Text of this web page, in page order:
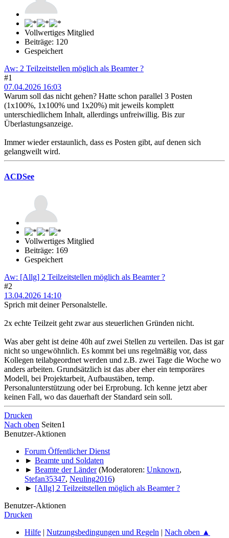
Vollwertiges Mitglied
Beiträge: 120
Gespeichert
Aw: 2 Teilzeitstellen möglich als Beamter ?
#1
07.04.2026 16:03
Warum soll das nicht gehen? Hatte schon parallel 3 Posten
(1x100%, 1x100% und 1x20%) mit jeweils komplett
unterschiedlichem Inhalt, allerdings unfreiwillig. Bis zur
Überlastungsanzeige.
Immer wieder erstaunlich, dass es Posten gibt, auf denen sich
gelangweilt wird.
ACDSee
Vollwertiges Mitglied
Beiträge: 169
Gespeichert
Aw: [Allg] 2 Teilzeitstellen möglich als Beamter ?
#2
13.04.2026 14:10
Sprich mit deiner Personalstelle.
2x echte Teilzeit geht zwar aus steuerlichen Gründen nicht.
Was aber geht ist deine 40h auf zwei Stellen zu verteilen. Das ist gar
nicht so ungewöhnlich. Es kommt bei uns regelmäßig vor, dass
Kollegen teilabgeordnet werden und z.B. zwei Tage die Woche wo
anders arbeiten. Grundsätzlich ist das aber eher ein temporäres
Modell, bei Projektarbeit, Aufbaustäben, temp.
Personalunterstützung oder bei Erprobung. Ich kenne jetzt aber
keinen Fall, wo das dauerhaft der Standard sein soll.
Drucken
Nach oben Seiten1
Benutzer-Aktionen
Forum Öffentlicher Dienst
► Beamte und Soldaten
► Beamte der Länder (Moderatoren: Unknown,
Stefan35347, Neuling2016)
► [Allg] 2 Teilzeitstellen möglich als Beamter ?
Benutzer-Aktionen
Drucken
Hilfe | Nutzungsbedingungen und Regeln | Nach oben ▲